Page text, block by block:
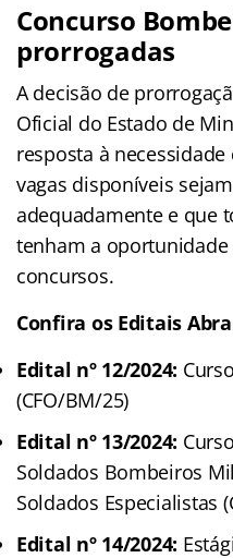
Concurso
prorrogadas
A decisão de
Oficial do Estado de
resposta à
vagas disponíveis
adequadamente e que
tenham a
concursos.
Confira os Editais
Edital nº 12/2024:
(CFO/BM/25)
Edital nº 13/2024:
Soldados Bombeiros
Soldados Especialistas
Edital nº 14/2024: